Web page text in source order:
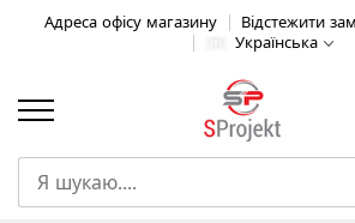
Адреса офісу магазину Відстежити
Українська